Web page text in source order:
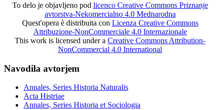
To delo je objavljeno pod licenco Creative Commons Priznanje
avtorstva-Nekomercialno 4.0 Mednarodna
Quest'opera è distribuita con Licenza Creative Commons
Attribuzione-NonCommerciale 4.0 Internazionale
This work is licensed under a Creative Commons Attribution-
NonCommercial 4.0 International
Navodila avtorjem
Annales, Series Historia Naturalis
Acta Histriae
Annales, Series Historia et Sociologia